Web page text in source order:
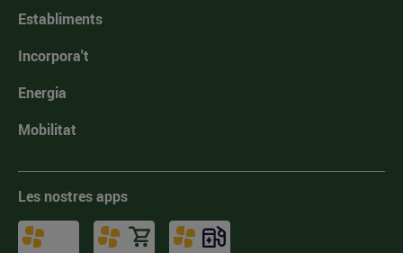
Establiments
Incorpora't
Energia
Mobilitat
Les nostres apps